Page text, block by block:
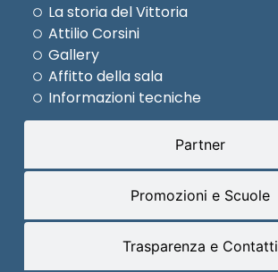
Partner
Promozioni e Scuole
Trasparenza e Contatti
La storia del Vittoria
Attilio Corsini
Gallery
Affitto della sala
Informazioni tecniche